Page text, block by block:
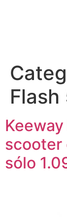
Flash
scooter
sólo